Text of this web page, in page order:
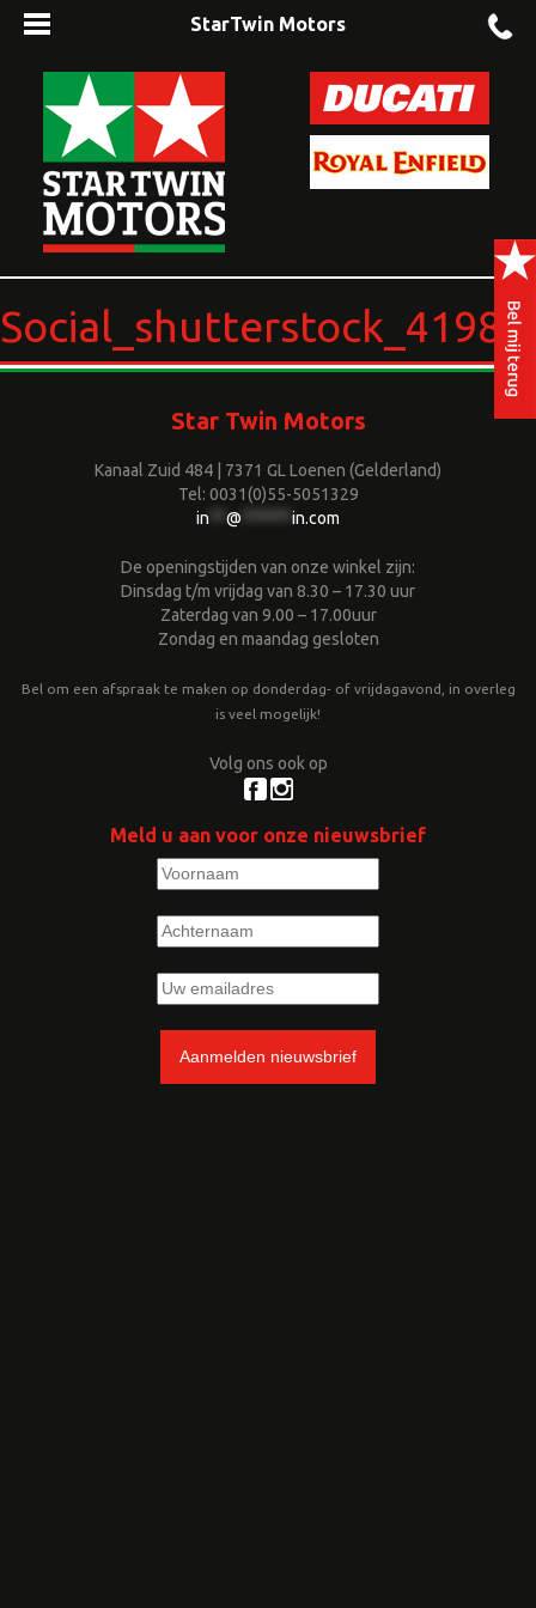
StarTwin Motors
Star Twin Motors
Kanaal Zuid 484 | 7371 GL Loenen (Gelderland)
Tel: 0031(0)55-5051329
in
@ in.com
De openingstijden van onze winkel zijn:
Dinsdag t/m vrijdag van 8.30 – 17.30 uur
Zaterdag van 9.00 – 17.00uur
Zondag en maandag gesloten
Bel om een afspraak te maken op donderdag- of vrijdagavond, in overleg
is veel mogelijk!
Volg ons ook op
Meld u aan voor onze nieuwsbrief